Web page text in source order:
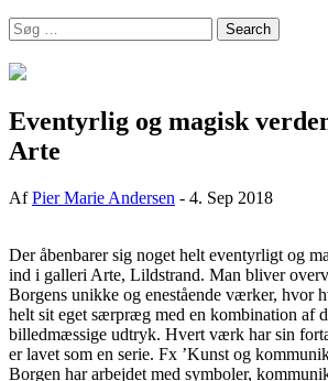
Search
for:
Eventyrlig og magisk
Arte
AfPier Marie Andersen - 4. Sep 2018
Der åbenbarer sig noget helt eventyrligt og
ind i galleri Arte, Lildstrand. Man bliver
Borgens unikke og enestående værker, hvor
helt sit eget særpræg med en kombination af
billedmæssige udtryk. Hvert værk har sin
er lavet som en serie. Fx ’Kunst og
Borgen har arbejdet med symboler,